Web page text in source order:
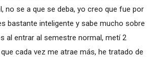
no se a que se deba, yo creo que fue por
bastante inteligente y sabe mucho sobre
al entrar al semestre normal, metí 2
cada vez me atrae más, he tratado de